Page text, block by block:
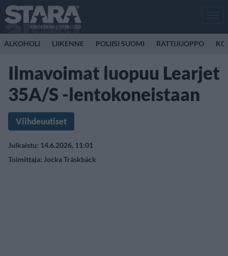
ALKOHOLI LIIKENNE POLIISI SUOMI RATTIJUOPPO
Ilmavoimat luopuu Learjet
35A/S -lentokoneistaan
Viihdeuutiset
Julkaistu: 14.6.2026, 11:01
Toimittaja: Jocka Träskbäck